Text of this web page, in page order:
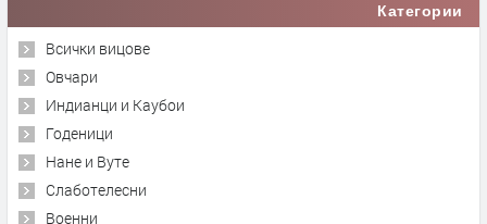
Категории
Всички вицове
Овчари
Индианци и Каубои
Годеници
Нане и Вуте
Слаботелесни
Военни